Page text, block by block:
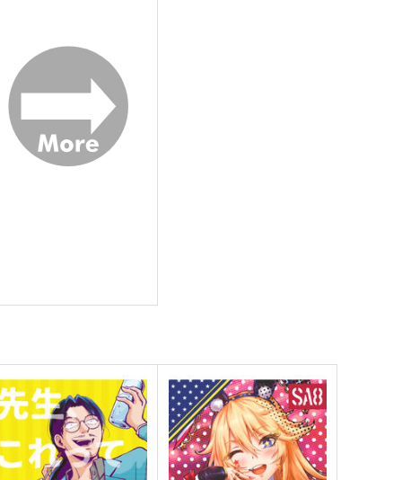
艦隊これくしょん-艦これ-
サンプル カート
艦の砲台 ～三次元測量で解
明かす 対馬要塞・海軍砲塔
興亡
ざなみ壊変
Yellow B-
side Guitar Collection
Yellow Squadron